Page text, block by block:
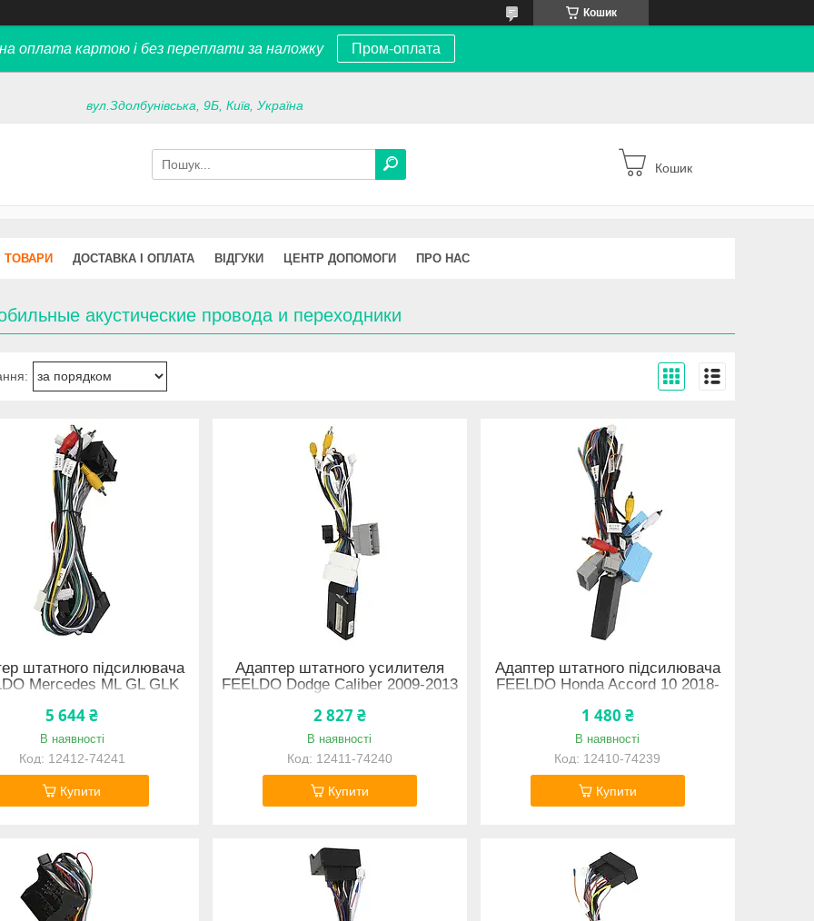
Кошик
оплата картою і без переплати за наложку Пром-оплата
вул.Здолбунівська, 9Б, Київ, Україна
Кошик
ТОВАРИ ДОСТАВКА І ОПЛАТА ВІДГУКИ ЦЕНТР ДОПОМОГИ ПРО НАС
акустические провода и переходники
штатного підсилювача
Mercedes ML GL GLK
5 644 ₴
В наявності
12412-74241
Купити
Адаптер штатного усилителя
FEELDO Dodge Caliber 2009-2013
2016 + CAN-BUS
2 827 ₴
В наявності
12411-74240
Купити
Адаптер штатного підсилювача
FEELDO Honda Accord 10 2018-
1 480 ₴
В наявності
12410-74239
Купити